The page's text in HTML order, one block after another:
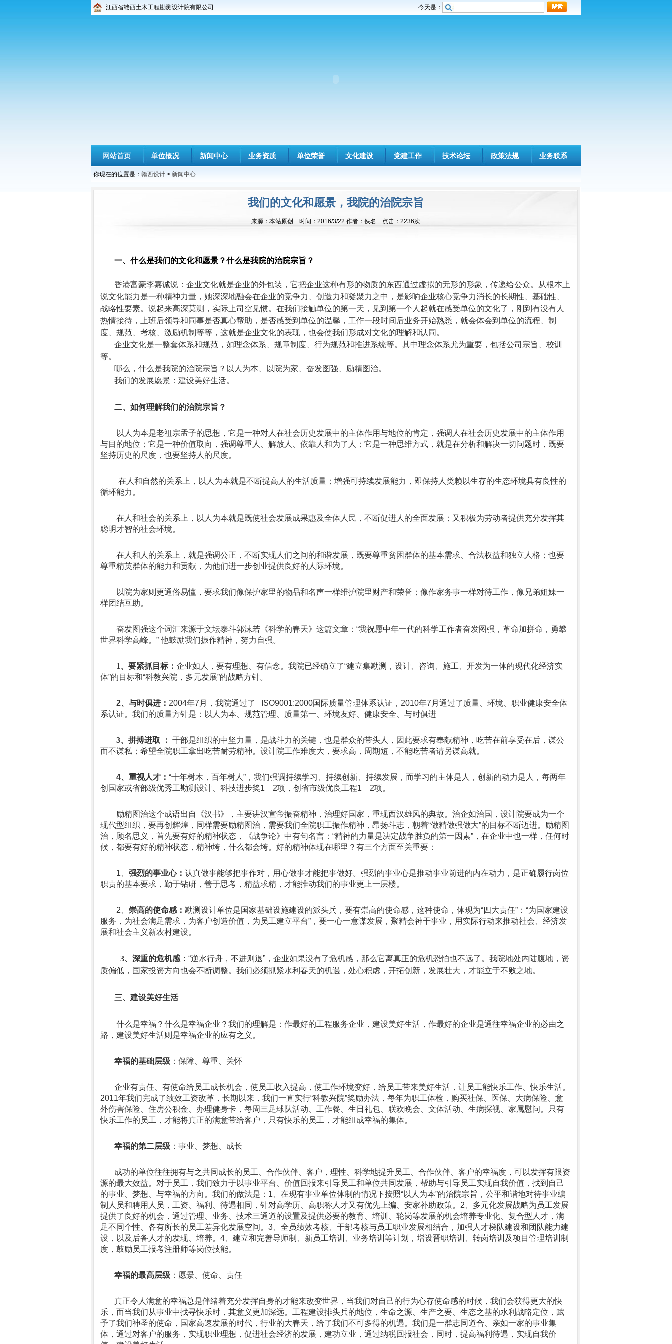
江西省赣西土木工程勘测设计院有限公司 今天是：
网站首页 单位概况 新闻中心 业务资质 单位荣誉 文化建设 党建工作 技术论坛 政策法规 业务联系
你现在的位置是： 赣西设计 > 新闻中心
我们的文化和愿景，我院的治院宗旨
来源：本站原创 时间：2016/3/22 作者：佚名 点击：2236次
一、什么是我们的文化和愿景？什么是我院的治院宗旨？
香港富豪李嘉诚说：企业文化就是企业的外包装，它把企业这种有形的物质的东西通过虚拟的无形的形象，传递给公众。从根本上
说文化能力是一种精神力量，她深深地融会在企业的竞争力、创造力和凝聚力之中，是影响企业核心竞争力消长的长期性、基础性、
战略性要素。说起来高深莫测，实际上司空见惯。在我们接触单位的第一天，见到第一个人起就在感受单位的文化了，刚到有没有人
热情接待，上班后领导和同事是否真心帮助，是否感受到单位的温馨，工作一段时间后业务开始熟悉，就会体会到单位的流程、制
度、规范、考核、激励机制等等，这就是企业文化的表现，也会使我们形成对文化的理解和认同。
企业文化是一整套体系和规范，如理念体系、规章制度、行为规范和推进系统等。其中理念体系尤为重要，包括公司宗旨、校训
等。
哪么，什么是我院的治院宗旨？以人为本、以院为家、奋发图强、励精图治。
我们的发展愿景：建设美好生活。
二、如何理解我们的治院宗旨？
以人为本是老祖宗孟子的思想 ，它是一种对人在社会历史发展中的主体作用与地位的肯定，强调人在社会历史发展中的主体作用
与目的地位；它是一种价值取向，强调尊重人、解放人、依靠人和为了人；它是一种思维方式，就是在分析和解决一切问题时，既要
坚持历史的尺度，也要坚持人的尺度。
在人和自然的关系上，以人为本就是不断提高人的生活质量；增强可持续发展能力，即保持人类赖以生存的生态环境具有良性的
循环能力。
在人和社会的关系上，以人为本就是既使社会发展成果惠及全体人民，不断促进人的全面发展；又积极为劳动者提供充分发挥其
聪明才智的社会环境。
在人和人的关系上，就是强调公正，不断实现人们之间的和谐发展，既要尊重贫困群体的基本需求、合法权益和独立人格；也要
尊重精英群体的能力和贡献，为他们进一步创业提供良好的人际环境。
以院为家则更通俗易懂 ，要求我们像保护家里的物品和名声一样维护院里财产和荣誉；像作家务事一样对待工作，像兄弟姐妹一
样团结互助。
奋发图强这个词汇来源于文坛泰斗郭沫若 《科学的春天》这篇文章：“我祝愿中年一代的科学工作者奋发图强，革命加拼命，勇攀
世界科学高峰。” 他鼓励我们振作精神，努力自强。
1、要紧抓目标： 企业如人，要有理想、有信念。我院已经确立了“建立集勘测，设计、咨询、施工、开发为一体的现代化经济实
体”的目标和“科教兴院，多元发展”的战略方针。
2、与时俱进： 2004年7月，我院通过了 ISO9001:2000国际质量管理体系认证，2010年7月通过了质量、环境、职业健康安全体
系认证。我们的质量方针是：以人为本、规范管理、质量第一、环境友好、健康安全、与时俱进
3、拼搏进取 ： 干部是组织的中坚力量，是战斗力的关键，也是群众的带头人，因此要求有奉献精神，吃苦在前享受在后，谋公
而不谋私；希望全院职工拿出吃苦耐劳精神。设计院工作难度大，要求高，周期短，不能吃苦者请另谋高就。
4、重视人才：“十年树木，百年树人” ，我们强调持续学习、持续创新、持续发展，而学习的主体是人，创新的动力是人，每两年
创国家或省部级优秀工勘测设计、科技进步奖1—2项，创省市级优良工程1—2项。
励精图治这个成语出自
《汉书》，主要讲汉宣帝振奋精神，治理好国家，重现西汉雄风的典故。治企如治国，设计院要成为一个
现代型组织，要再创辉煌，同样需要励精图治，需要我们全院职工振作精神，昂扬斗志，朝着“做精做强做大”的目标不断迈进。励精图
治，顾名思义，首先要有好的精神状态，《战争论》中有句名言： “精神的力量是决定战争胜负的第一因素” ，在企业中也一样，任何时
候，都要有好的精神状态，精神垮，什么都会垮。好的精神体现在哪里？有三个方面至关重要：
1、 强烈的事业心： 认真做事能够把事作对，用心做事才能把事做好。强烈的事业心是推动事业前进的内在动力，是正确履行岗位
职责的基本要求，勤于钻研，善于思考，精益求精，才能推动我们的事业更上一层楼。
2、 崇高的使命感： 勘测设计单位是国家基础设施建设的派头兵， 要有崇高的使命感，这种使命，体现为“四大责任” ： “为国家建设
服务，为社会满足需求，为客户创造价值，为员工建立平台” ，要一心一意谋发展，聚精会神干事业，用实际行动来推动社会、经济发
展和社会主义新农村建设。
3、深重的危机感： “逆水行舟，不进则退” ，企业如果没有了危机感，那么它离真正的危机恐怕也不远了。我院地处内陆腹地，资
质偏低，国家投资方向也会不断调整。我们必须抓紧水利春天的机遇，处心积虑，开拓创新，发展壮大，才能立于不败之地。
三、建设美好生活
什么是幸福？什么是幸福企业？我们的理解是：作最好的工程服务企业，建设美好生活，作最好的企业是通往幸福企业的必由之
路，建设美好生活则是幸福企业的应有之义。
幸福的基础层级 ：保障、尊重、关怀
企业有责任、有使命给员工成长机会，使员工收入提高，使工作环境变好，给员工带来美好生活，让员工能快乐工作、快乐生活。
2011年我们完成了绩效工资改革，长期以来，我们一直实行“科教兴院”奖励办法，每年为职工体检，购买社保、医保、大病保险、意
外伤害保险、住房公积金、办理健身卡，每周三足球队活动、工作餐、生日礼包、联欢晚会、文体活动、生病探视、家属慰问。只有
快乐工作的员工，才能将真正的满意带给客户，只有快乐的员工，才能组成幸福的集体。
幸福的第二层级 ：事业、梦想、成长
成功的单位往往拥有与之共同成长的员工、合作伙伴、客户，理性、科学地提升员工、合作伙伴、客户的幸福度，可以发挥有限资
源的最大效益。对于员工，我们致力于以事业平台、价值回报来引导员工和单位共同发展，帮助与引导员工实现自我价值，找到自己
的事业、梦想、与幸福的方向。我们的做法是： 1 、在现有事业单位体制的情况下按照“以人为本”的治院宗旨，公平和谐地对待事业编
制人员和聘用人员，工资、福利、待遇相同，针对高学历、高职称人才又有优先上编、安家补助政策。 2 、多元化发展战略为员工发展
提供了良好的机会，通过管理、业务、技术三通道的设置及提供必要的教育、培训、轮岗等发展的机会培养专业化、复合型人才，满
足不同个性、各有所长的员工差异化发展空间。 3 、全员绩效考核、干部考核与员工职业发展相结合，加强人才梯队建设和团队能力建
设，以及后备人才的发现、培养。 4 、建立和完善导师制、新员工培训、业务培训等计划，增设晋职培训、转岗培训及项目管理培训制
度，鼓励员工报考注册师等岗位技能。
幸福的最高层级 ：愿景、使命、责任
真正令人满意的幸福总是伴绪着充分发挥自身的才能来改变世界，当我们对自己的行为心存使命感的时候，我们会获得更大的快
乐，而当我们从事业中找寻快乐时，其意义更加深远。工程建设排头兵的地位，生命之源、生产之要、生态之基的水利战略定位，赋
予了我们神圣的使命，国家高速发展的时代，行业的大春天，给了我们不可多得的机遇。我们是一群志同道合、亲如一家的事业集
体，通过对客户的服务，实现职业理想，促进社会经济的发展，建功立业，通过纳税回报社会，同时，提高福利待遇，实现自我价